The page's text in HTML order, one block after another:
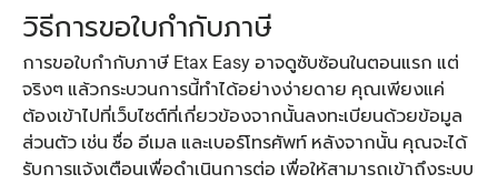
วิธีการขอใบกำกับภาษี
การขอใบกำกับภาษี Etax Easy อาจดูซับซ้อนในตอนแรก แต่
จริงๆ แล้วกระบวนการนี้ทำได้อย่างง่ายดาย คุณเพียงแค่
ต้องเข้าไปที่เว็บไซต์ที่เกี่ยวข้องจากนั้นลงทะเบียนด้วยข้อมูล
ส่วนตัว เช่น ชื่อ อีเมล และเบอร์โทรศัพท์ หลังจากนั้น คุณจะได้
รับการแจ้งเตือนเพื่อดำเนินการต่อ เพื่อให้สามารถเข้าถึงระบบ